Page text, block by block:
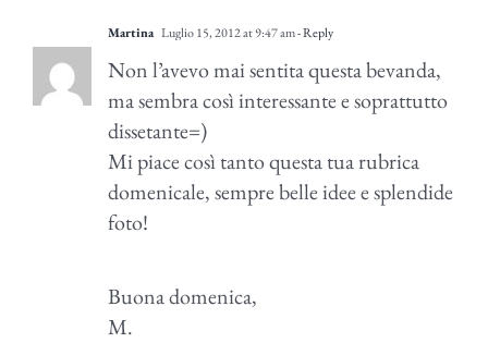
Martina Luglio 15, 2012 at 9:47 am- Reply
Non l’avevo mai sentita questa bevanda,
ma sembra così interessante e soprattutto
dissetante=)
Mi piace così tanto questa tua rubrica
domenicale, sempre belle idee e splendide
foto!
Buona domenica,
M.